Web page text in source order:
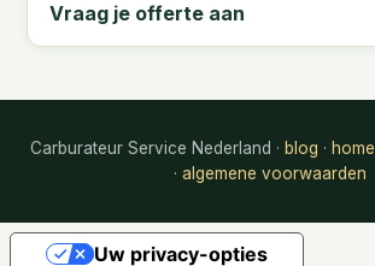
Vraag je offerte aan
Carburateur Service Nederland · blog · home
· algemene voorwaarden
Uw privacy-opties